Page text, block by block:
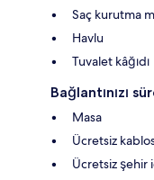
Saç kurutma
Havlu
Tuvalet kâğıdı
Bağlantınızı
Masa
Ücretsiz
Ücretsiz şehir